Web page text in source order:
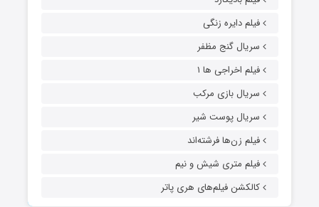
فیلم دایره زنگی
سریال گنج مظفر
فیلم اخراجی ها ۱
سریال بازی مرکب
سریال پوست شیر
فیلم زن‌ها فرشته‌اند
فیلم متری شیش و نیم
کالکشن فیلم‌های هری پاتر